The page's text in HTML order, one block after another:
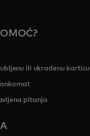
ili ukradenu karticu
pitanja